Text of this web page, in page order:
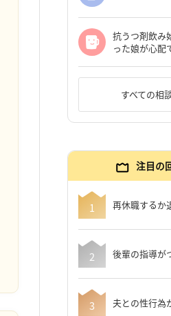
抗うつ剤飲み
った娘が心配
すべての相
注目の
再休職するか
後輩の指導が
夫との性行為